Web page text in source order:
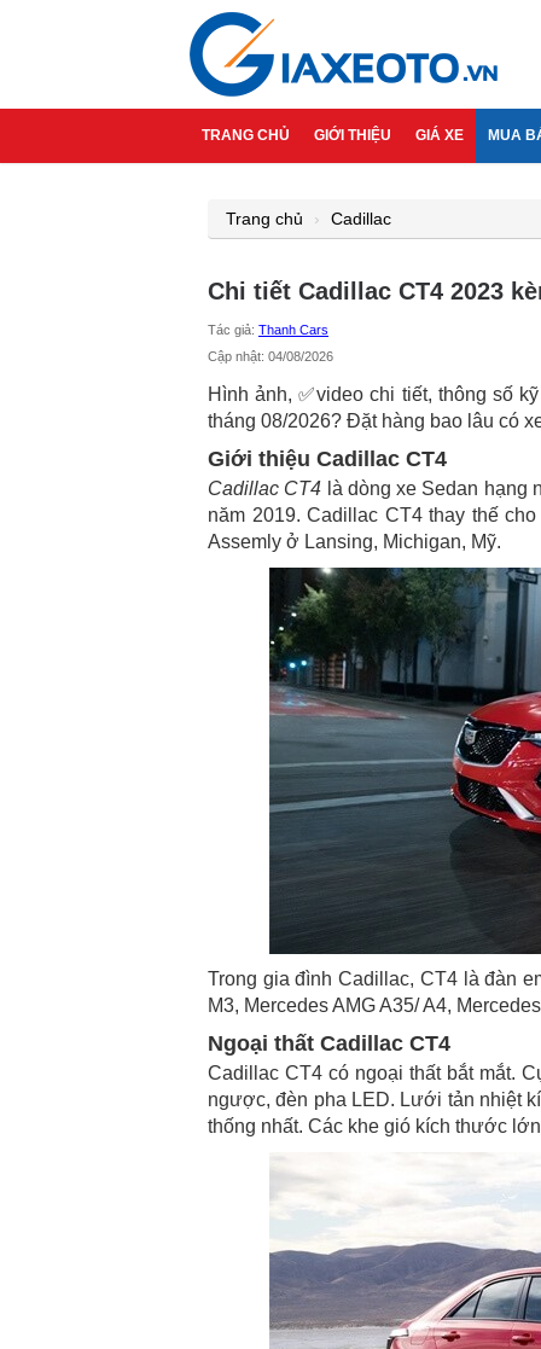
TRANG CHỦ GIỚI THIỆU GIÁ XE MUA
Trang chủ Cadillac
Chi tiết Cadillac CT4 2023
Tác giả: Thanh Cars
Cập nhật: 04/08/2026
Hình ảnh, ✅video chi tiết, thông số
tháng 08/2026? Đặt hàng bao lâu có
Giới thiệu Cadillac CT4
Cadillac CT4 là dòng xe Sedan
năm 2019. Cadillac CT4 thay thế
Assemly ở Lansing, Michigan, Mỹ.
Trong gia đình Cadillac, CT4 là đàn
M3, Mercedes AMG A35/ A4,
Ngoại thất Cadillac CT4
Cadillac CT4 có ngoại thất bắt mắt.
ngược, đèn pha LED. Lưới tản nhiệt
thống nhất. Các khe gió kích thước